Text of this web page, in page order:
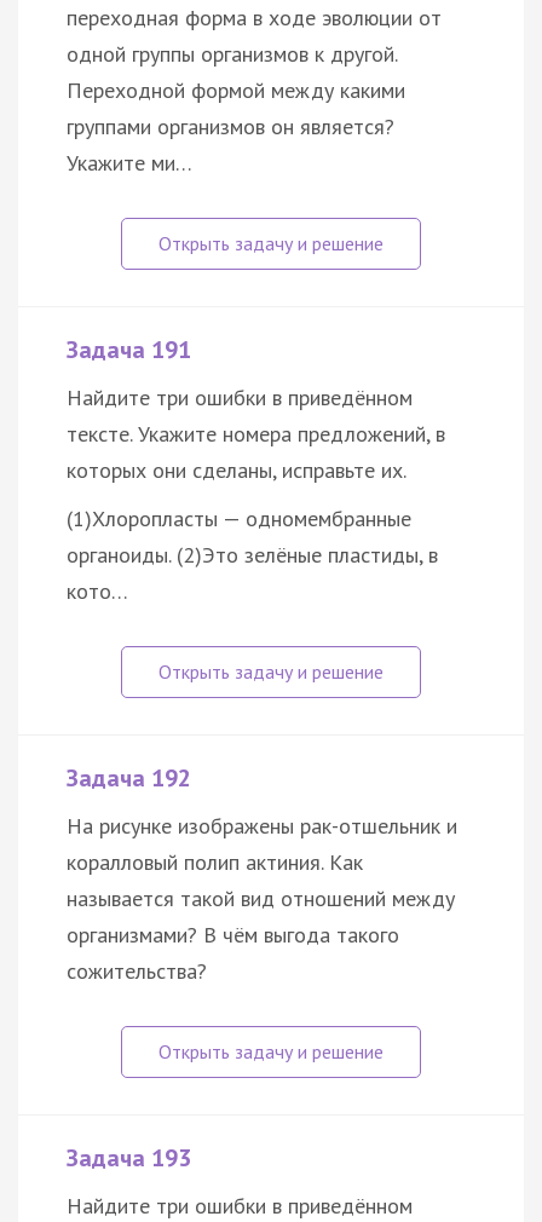
переходная форма в ходе эволюции от
одной группы организмов к другой.
Переходной формой между какими
группами организмов он является?
Укажите ми…
Задача 191
Найдите три ошибки в приведённом
тексте. Укажите номера предложений, в
которых они сделаны, исправьте их.
(1)Хлоропласты — одномембранные
органоиды. (2)Это зелёные пластиды, в
кото…
Задача 192
На рисунке изображены рак-отшельник и
коралловый полип актиния. Как
называется такой вид отношений между
организмами? В чём выгода такого
сожительства?
Задача 193
Найдите три ошибки в приведённом